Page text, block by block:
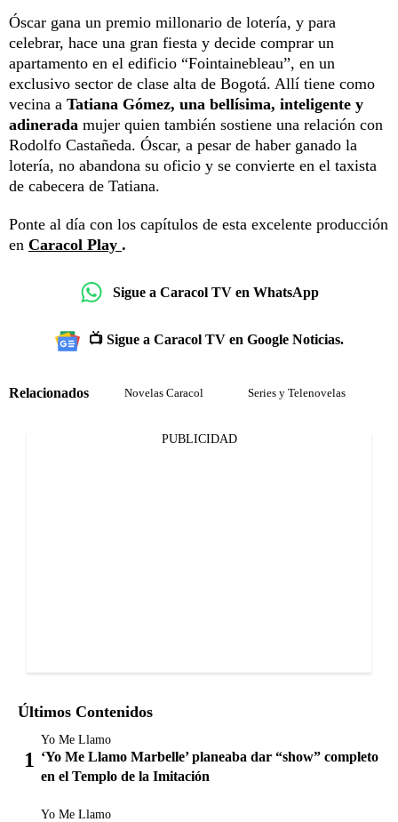
Óscar gana un premio millonario de lotería, y para
celebrar, hace una gran fiesta y decide comprar un
apartamento en el edificio “Fointainebleau”, en un
exclusivo sector de clase alta de Bogotá. Allí tiene como
vecina a Tatiana Gómez, una bellísima, inteligente y
adinerada mujer quien también sostiene una relación con
Rodolfo Castañeda. Óscar, a pesar de haber ganado la
lotería, no abandona su oficio y se convierte en el taxista
de cabecera de Tatiana.
Ponte al día con los capítulos de esta excelente producción
en Caracol Play .
Sigue a Caracol TV en WhatsApp
📺 Sigue a Caracol TV en Google Noticias.
Relacionados Novelas Caracol Series y Telenovelas
PUBLICIDAD
Últimos Contenidos
Yo Me Llamo
‘Yo Me Llamo Marbelle’ planeaba dar “show” completo
en el Templo de la Imitación
Yo Me Llamo